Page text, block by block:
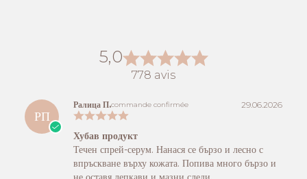
5,0
778 avis
РП
Ралица П.commande confirmée 29.06.2026
Хубав продукт
Течен спрей-серум. Нанася се бързо и лесно с
впръскване върху кожата. Попива много бързо и